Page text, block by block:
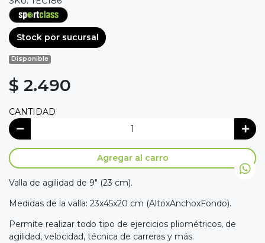
Stock por sucursal
Disponible
$ 2.490
CANTIDAD
Agregar al carro
Valla de agilidad de 9" (23 cm).
Medidas de la valla: 23x45x20 cm (AltoxAnchoxFondo).
Permite realizar todo tipo de ejercicios pliométricos, de
agilidad, velocidad, técnica de carreras y más.